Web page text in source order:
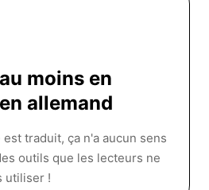
moins en
allemand
traduit, ça n'a aucun sens
outils que les lecteurs ne
utiliser !